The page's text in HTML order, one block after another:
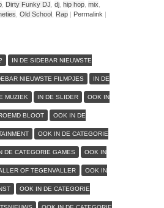
, Dirty Funky DJ, dj, hip hop, mix,
, Old School , Rap Permalink
IN DE SIDEBAR NIEUWSTE
NIEUWSTE FILMPJES IN DE
MUZIEK IN DE SLIDER OOK IN
BLOOT OOK IN DE
OOK IN DE CATEGORIE
DE CATEGORIE GAMES OOK IN
OF TEGENVALLER OOK IN
OOK IN DE CATEGORIE